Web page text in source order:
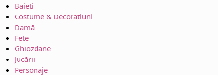
Baieti
Costume & Decoratiuni
Damă
Fete
Ghiozdane
Jucării
Personaje